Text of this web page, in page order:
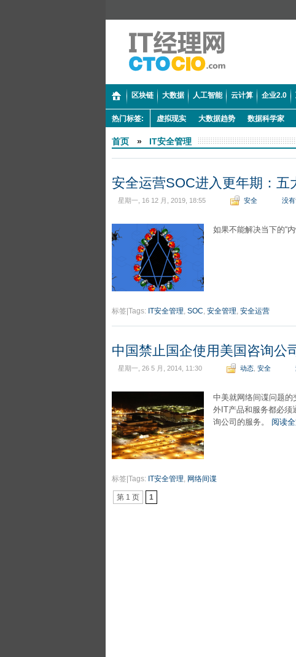
区块链 大数据 人工智能 云计算 企业2.0
热门标签: 虚拟现实 大数据趋势 数据科学家
首页 » IT安全管理
安全运营SOC进入更年期：五
星期一, 16 12 月, 2019, 18:55 安全 没
如果不能解决当下的“
标签|Tags: IT安全管理, SOC, 安全管理, 安全运营
中国禁止国企使用美国咨询公
星期一, 26 5 月, 2014, 11:30 动态 安全
中美就网络间谍问题的
外IT产品和服务都必须
询公司的服务。 阅读
标签|Tags: IT安全管理, 网络间谍
第 1 页 1